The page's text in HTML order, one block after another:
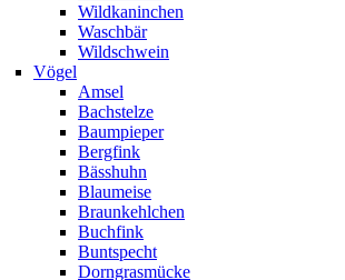
Wildkaninchen
Waschbär
Wildschwein
Vögel
Amsel
Bachstelze
Baumpieper
Bergfink
Bässhuhn
Blaumeise
Braunkehlchen
Buchfink
Buntspecht
Dorngrasmücke